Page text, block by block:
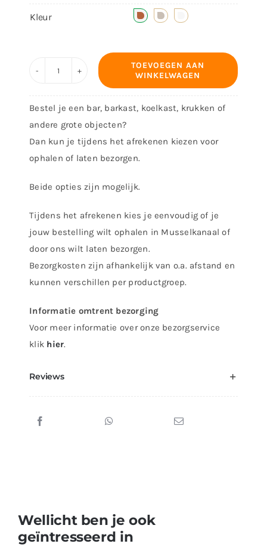
Kleur
aantal
TOEVOEGEN AAN
WINKELWAGEN
Bestel je een bar, barkast, koelkast, krukken of
andere grote objecten?
Dan kun je tijdens het afrekenen kiezen voor
ophalen of laten bezorgen.
Beide opties zijn mogelijk.
Tijdens het afrekenen kies je eenvoudig of je
jouw bestelling wilt ophalen in Musselkanaal of
door ons wilt laten bezorgen.
Bezorgkosten zijn afhankelijk van o.a. afstand en
kunnen verschillen per productgroep.
Informatie omtrent bezorging
Voor meer informatie over onze bezorgservice
klik hier.
Reviews
Wellicht ben je ook
geïntresseerd in